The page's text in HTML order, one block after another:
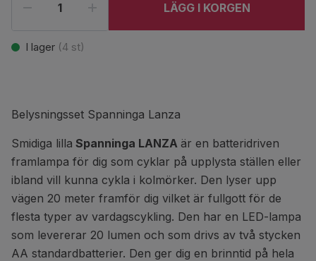
LÄGG I KORGEN
I lager (4 st)
Belysningsset Spanninga Lanza
Smidiga lilla Spanninga LANZA är en batteridriven
framlampa för dig som cyklar på upplysta ställen eller
ibland vill kunna cykla i kolmörker. Den lyser upp
vägen 20 meter framför dig vilket är fullgott för de
flesta typer av vardagscykling. Den har en LED-lampa
som levererar 20 lumen och som drivs av två stycken
AA standardbatterier. Den ger dig en brinntid på hela